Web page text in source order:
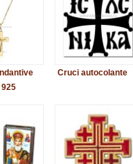
Cruci autocolante